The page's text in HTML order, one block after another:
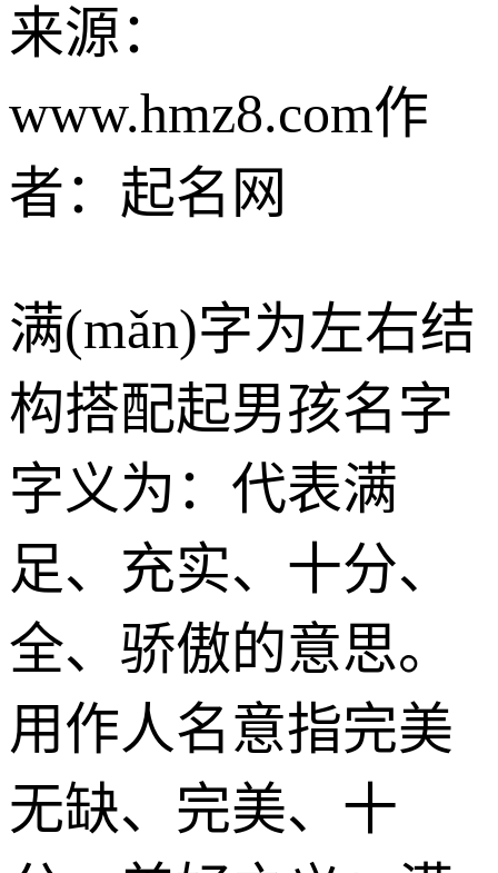
来源：
www.hmz8.com作
者：起名网
满(mǎn)字为左右结
构搭配起男孩名字
字义为：代表满
足、充实、十分、
全、骄傲的意思。
用作人名意指完美
无缺、完美、十